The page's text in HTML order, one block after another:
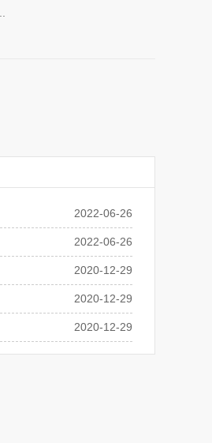
2022-06-26
2022-06-26
2020-12-29
2020-12-29
2020-12-29